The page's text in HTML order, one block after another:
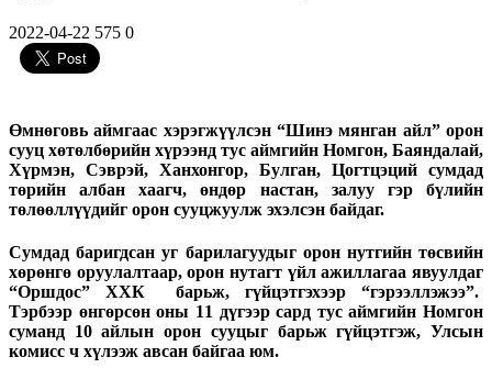
2022-04-22 575 0
Өмнөговь аймгаас хэрэгжүүлсэн “Шинэ мянган айл” орон
сууц хөтөлбөрийн хүрээнд тус аймгийн Номгон, Баяндалай,
Хүрмэн, Сэврэй, Ханхонгор, Булган, Цогтцэций сумдад
төрийн албан хаагч, өндөр настан, залуу гэр бүлийн
төлөөллүүдийг орон сууцжуулж эхэлсэн байдаг.
Сумдад баригдсан уг барилагуудыг орон нутгийн төсвийн
хөрөнгө оруулалтаар, орон нутагт үйл ажиллагаа явуулдаг
“Оршдос” ХХК барьж, гүйцэтгэхээр “гэрээллэжээ”.
Тэрбээр өнгөрсөн оны 11 дүгээр сард тус аймгийн Номгон
суманд 10 айлын орон сууцыг барьж гүйцэтгэж, Улсын
комисс ч хүлээж авсан байгаа юм.